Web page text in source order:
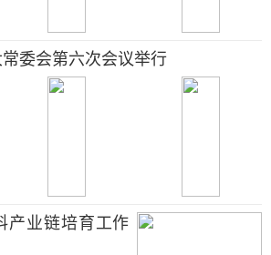
委会第六次会议举行
产业链培育工作